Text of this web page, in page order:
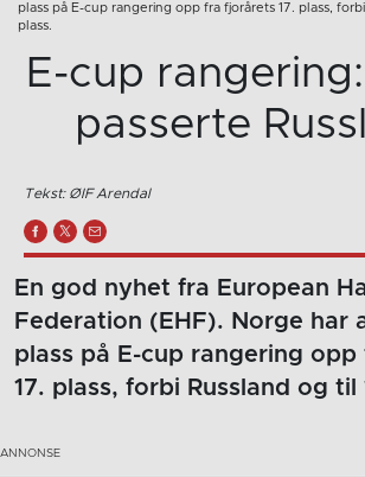
plass på E-cup rangering opp fra fjorårets 17. plass, forbi
plass.
E-cup
passerte
Tekst: ØIF Arendal
En god nyhet fra European
Federation (EHF). Norge har
plass på E-cup rangering
17. plass, forbi Russland og til